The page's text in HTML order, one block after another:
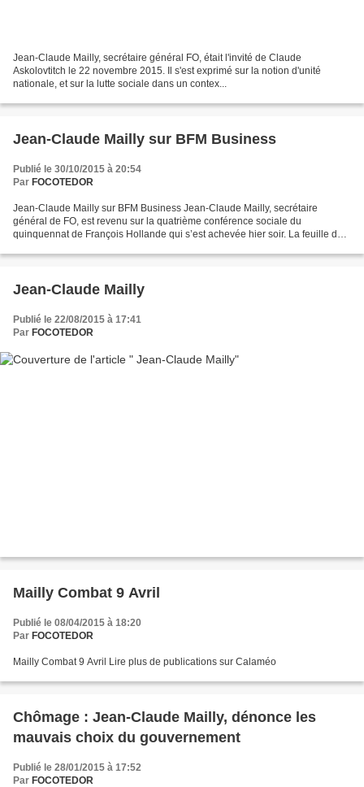
Jean-Claude Mailly, secrétaire général FO, était l'invité de Claude
Askolovtitch le 22 novembre 2015. Il s'est exprimé sur la notion d'unité
nationale, et sur la lutte sociale dans un contex...
Jean-Claude Mailly sur BFM Business
Publié le 30/10/2015 à 20:54
Par FOCOTEDOR
Jean-Claude Mailly sur BFM Business Jean-Claude Mailly, secrétaire
général de FO, est revenu sur la quatrième conférence sociale du
quinquennat de François Hollande qui s’est achevée hier soir. La feuille de
Jean-Claude Mailly
Publié le 22/08/2015 à 17:41
Par FOCOTEDOR
Mailly Combat 9 Avril
Publié le 08/04/2015 à 18:20
Par FOCOTEDOR
Mailly Combat 9 Avril Lire plus de publications sur Calaméo
Chômage : Jean-Claude Mailly, dénonce les
mauvais choix du gouvernement
Publié le 28/01/2015 à 17:52
Par FOCOTEDOR